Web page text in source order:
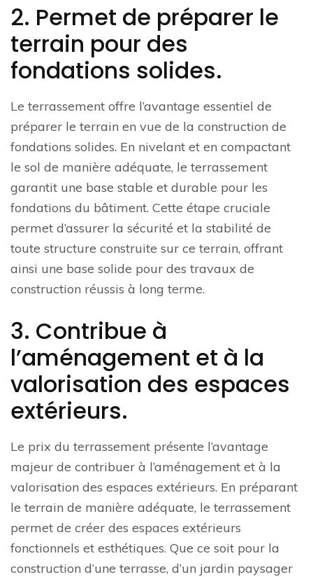
2. Permet de préparer le
terrain pour des
fondations solides.
Le terrassement offre l’avantage essentiel de
préparer le terrain en vue de la construction de
fondations solides. En nivelant et en compactant
le sol de manière adéquate, le terrassement
garantit une base stable et durable pour les
fondations du bâtiment. Cette étape cruciale
permet d’assurer la sécurité et la stabilité de
toute structure construite sur ce terrain, offrant
ainsi une base solide pour des travaux de
construction réussis à long terme.
3. Contribue à
l’aménagement et à la
valorisation des espaces
extérieurs.
Le prix du terrassement présente l’avantage
majeur de contribuer à l’aménagement et à la
valorisation des espaces extérieurs. En préparant
le terrain de manière adéquate, le terrassement
permet de créer des espaces extérieurs
fonctionnels et esthétiques. Que ce soit pour la
construction d’une terrasse, d’un jardin paysager